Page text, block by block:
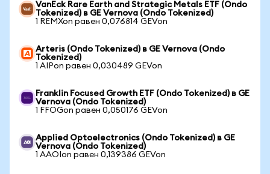
VanEck Rare Earth and Strategic Metals ETF (Ondo
Tokenized) в GE Vernova (Ondo Tokenized)
1 REMXon равен 0,076814 GEVon
Arteris (Ondo Tokenized) в GE Vernova (Ondo
Tokenized)
1 AIPon равен 0,030489 GEVon
Franklin Focused Growth ETF (Ondo Tokenized) в GE
Vernova (Ondo Tokenized)
1 FFOGon равен 0,050176 GEVon
Applied Optoelectronics (Ondo Tokenized) в GE
Vernova (Ondo Tokenized)
1 AAOIon равен 0,139386 GEVon